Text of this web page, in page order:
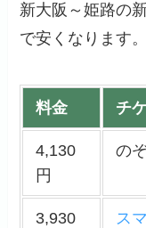
新大阪～姫路の
で安くなります。
料金 チ
4,130
円
の
3,930
ス